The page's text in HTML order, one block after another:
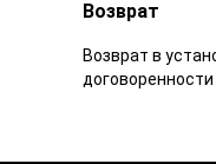
Возврат
Возврат в